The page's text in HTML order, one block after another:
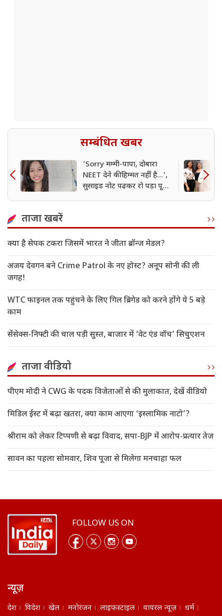
सम्बंधित खबर
'Sorry मम्मी-पापा, दोबारा
NEET देने की हिम्मत नहीं है...',
सुसाइड नोट पढ़कर रो पड़ा पूरा
ताजा खबरें
क्या है सेपक टकरा जिसमें भारत ने जीता ब्रॉन्ज मेडल?
अजय देवगन बने Crime Patrol के नए होस्ट? अनूप सोनी की ली
जगह!
WTC फाइनल तक पहुंचने के लिए गिल ब्रिगेड को करने होंगे ये 5 बड़े
काम
सेंसेक्स-निफ्टी की चाल पड़ी सुस्त, बाजार में ‘वेट एंड वॉच’ सिचुएशन
ताजा वीडियो
पीएम मोदी ने CWG के पदक विजेताओं से की मुलाकात, देखें वीडियो
मिडिल ईस्ट में बढ़ा खतरा, क्या काम आएगा ‘इस्लामिक नाटो’?
श्रीराम को लेकर टिप्पणी से बढ़ा विवाद, सपा-BJP में आरोप-प्रत्यार तेज
सावन का पहला सोमवार, शिव पूजा से मिलेगा मनचाहा फल
FOLLOW US ON
न्यूज़
देश विदेश खेल मनोरंजन लाइफस्टाइल वायरल न्यूज़ धर्म